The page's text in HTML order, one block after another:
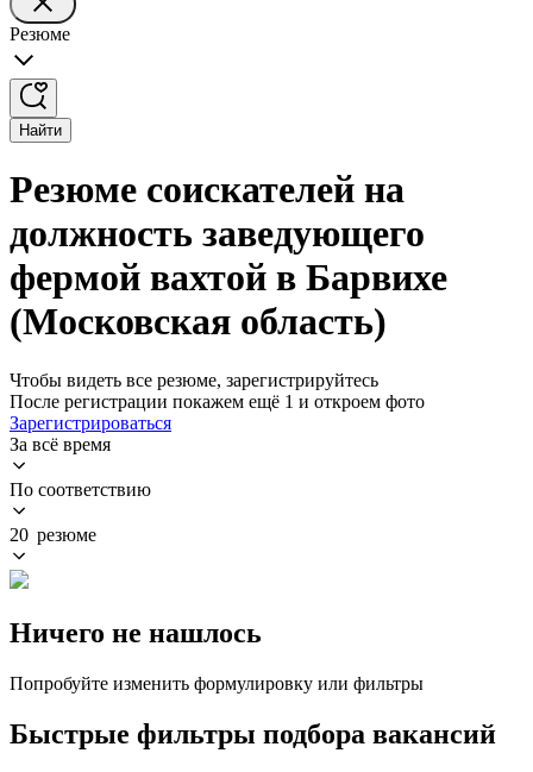
Резюме
Найти
Резюме соискателей на
должность заведующего
фермой вахтой в Барвихе
(Московская область)
Чтобы видеть все резюме, зарегистрируйтесь
После регистрации покажем ещё 1 и откроем фото
Зарегистрироваться
За всё время
По соответствию
20 резюме
Ничего не нашлось
Попробуйте изменить формулировку или фильтры
Быстрые фильтры подбора вакансий